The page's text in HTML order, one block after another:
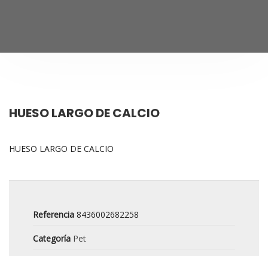
HUESO LARGO DE CALCIO
HUESO LARGO DE CALCIO
Referencia 8436002682258
Categoría Pet